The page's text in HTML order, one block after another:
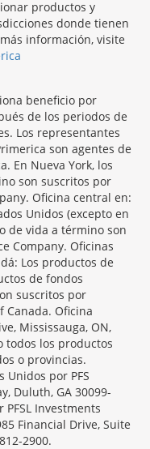
productos y
donde tienen
información, visite
beneficio por
de los periodos de
Los representantes
son agentes de
En Nueva York, los
son suscritos por
Oficina central en:
Unidos (excepto en
de vida a término son
Company. Oficinas
Los productos de
de fondos
suscritos por
Canada. Oficina
Mississauga, ON,
todos los productos
o provincias.
Unidos por PFS
Duluth, GA 30099-
PFSL Investments
Financial Drive, Suite
2900.